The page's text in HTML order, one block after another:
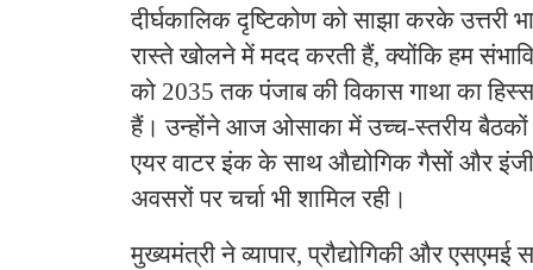
दीर्घकालिक दृष्टिकोण को साझा करके उत्तरी
रास्ते खोलने में मदद करती हैं, क्योंकि हम
को 2035 तक पंजाब की विकास गाथा का
हैं। उन्होंने आज ओसाका में उच्च-स्तरीय
एयर वाटर इंक के साथ औद्योगिक गैसों और
अवसरों पर चर्चा भी शामिल रही।
मुख्यमंत्री ने व्यापार, प्रौद्योगिकी और एसएमई